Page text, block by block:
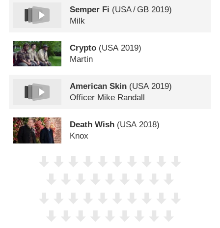
Semper Fi (USA/ GB 2019)
Milk
Crypto (USA2019)
Martin
American Skin (USA2019)
Officer Mike Randall
Death Wish (USA2018)
Knox